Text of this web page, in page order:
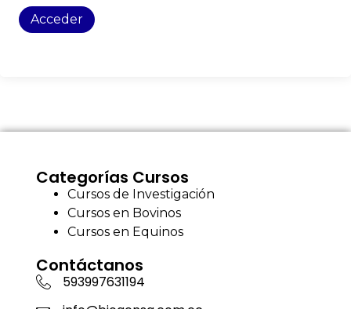
Acceder
Categorías Cursos
Cursos de Investigación
Cursos en Bovinos
Cursos en Equinos
Contáctanos
593997631194